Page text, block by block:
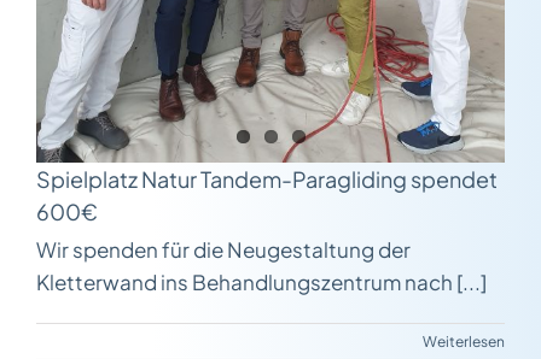
Spielplatz Natur Tandem-Paragliding spendet
600€
Wir spenden für die Neugestaltung der
Kletterwand ins Behandlungszentrum nach [...]
Weiterlesen